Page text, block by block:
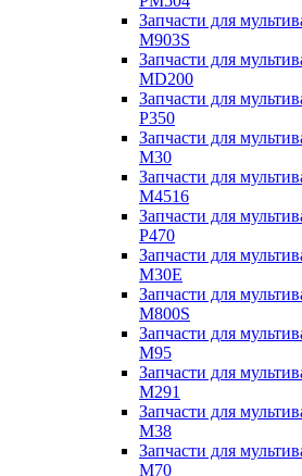
Запчасти для
M903S
Запчасти для
MD200
Запчасти для
P350
Запчасти для
M30
Запчасти для
M4516
Запчасти для
P470
Запчасти для
M30E
Запчасти для
M800S
Запчасти для
M95
Запчасти для
M291
Запчасти для
M38
Запчасти для
M70